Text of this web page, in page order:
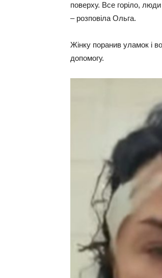
поверху. Все горіло,
– розповіла Ольга.
Жінку поранив уламок і
допомогу.